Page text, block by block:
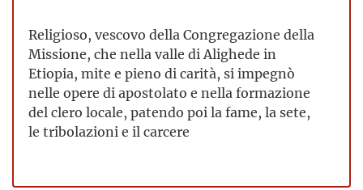
Religioso, vescovo della Congregazione della
Missione, che nella valle di Alighede in
Etiopia, mite e pieno di carità, si impegnò
nelle opere di apostolato e nella formazione
del clero locale, patendo poi la fame, la sete,
le tribolazioni e il carcere